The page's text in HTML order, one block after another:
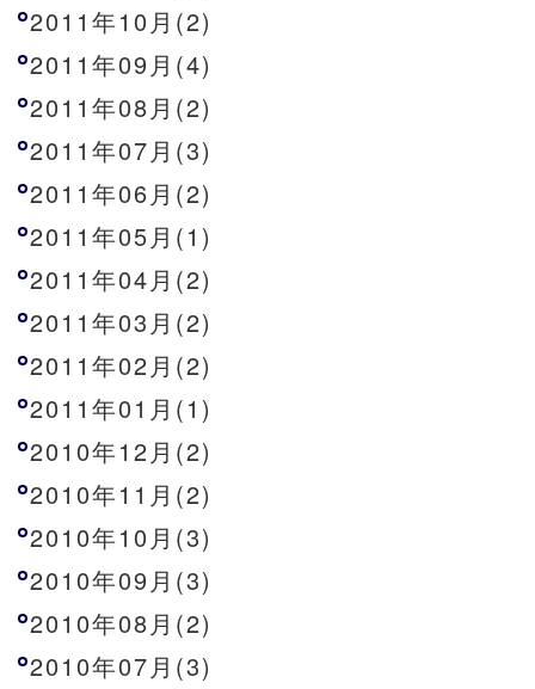
2011年10月(2)
2011年09月(4)
2011年08月(2)
2011年07月(3)
2011年06月(2)
2011年05月(1)
2011年04月(2)
2011年03月(2)
2011年02月(2)
2011年01月(1)
2010年12月(2)
2010年11月(2)
2010年10月(3)
2010年09月(3)
2010年08月(2)
2010年07月(3)